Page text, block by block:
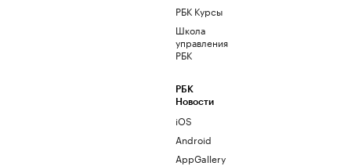
РБК Курсы
Школа
управления
РБК
РБК
Новости
iOS
Android
AppGallery